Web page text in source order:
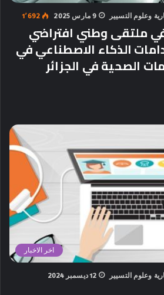
وعلوم التسيير 9 مارس 2025 1٬692
ملتقى وطني افتراضي
الذكاء الاصطناعي في
الصحية في الجزائر
اخر الاخبار
وعلوم التسيير
12 ديسمبر 2024